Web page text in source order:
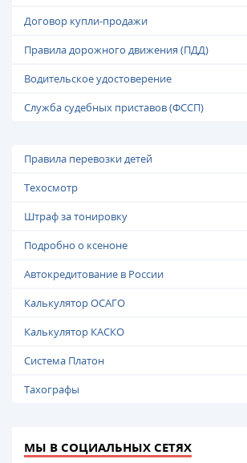
Договор купли-продажи
Правила дорожного движения (ПДД)
Водительское удостоверение
Служба судебных приставов (ФССП)
Правила перевозки детей
Техосмотр
Штраф за тонировку
Подробно о ксеноне
Автокредитование в России
Калькулятор ОСАГО
Калькулятор КАСКО
Система Платон
Тахографы
МЫ В СОЦИАЛЬНЫХ СЕТЯХ